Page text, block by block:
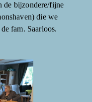
de bijzondere/fijne
die we
fam. Saarloos.